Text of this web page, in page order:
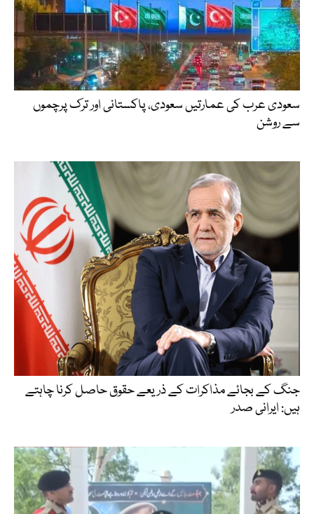
سعودی عرب کی عمارتیں سعودی، پاکستانی اور ترک پرچموں
سے روشن
جنگ کے بجائے مذاکرات کے ذریعے حقوق حاصل کرنا چاہتے
ہیں: ایرانی صدر